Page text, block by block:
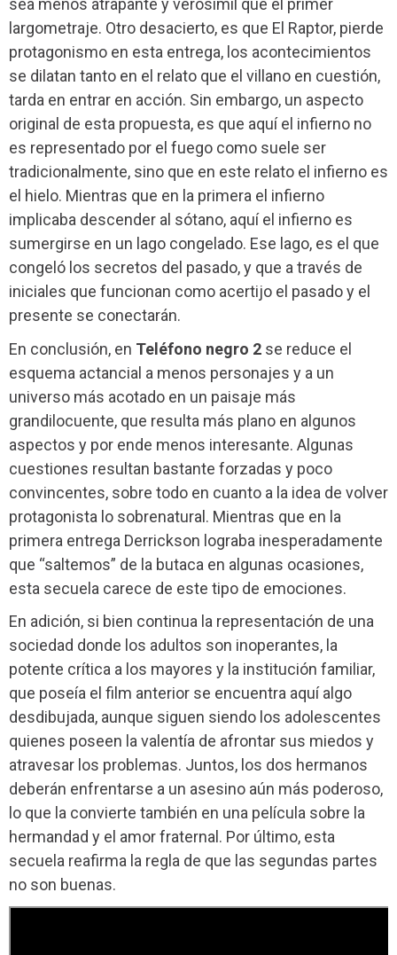
sea menos atrapante y verosímil que el primer
largometraje. Otro desacierto, es que El Raptor, pierde
protagonismo en esta entrega, los acontecimientos
se dilatan tanto en el relato que el villano en cuestión,
tarda en entrar en acción. Sin embargo, un aspecto
original de esta propuesta, es que aquí el infierno no
es representado por el fuego como suele ser
tradicionalmente, sino que en este relato el infierno es
el hielo. Mientras que en la primera el infierno
implicaba descender al sótano, aquí el infierno es
sumergirse en un lago congelado. Ese lago, es el que
congeló los secretos del pasado, y que a través de
iniciales que funcionan como acertijo el pasado y el
presente se conectarán.
En conclusión, en Teléfono negro 2 se reduce el
esquema actancial a menos personajes y a un
universo más acotado en un paisaje más
grandilocuente, que resulta más plano en algunos
aspectos y por ende menos interesante. Algunas
cuestiones resultan bastante forzadas y poco
convincentes, sobre todo en cuanto a la idea de volver
protagonista lo sobrenatural. Mientras que en la
primera entrega Derrickson lograba inesperadamente
que “saltemos” de la butaca en algunas ocasiones,
esta secuela carece de este tipo de emociones.
En adición, si bien continua la representación de una
sociedad donde los adultos son inoperantes, la
potente crítica a los mayores y la institución familiar,
que poseía el film anterior se encuentra aquí algo
desdibujada, aunque siguen siendo los adolescentes
quienes poseen la valentía de afrontar sus miedos y
atravesar los problemas. Juntos, los dos hermanos
deberán enfrentarse a un asesino aún más poderoso,
lo que la convierte también en una película sobre la
hermandad y el amor fraternal. Por último, esta
secuela reafirma la regla de que las segundas partes
no son buenas.